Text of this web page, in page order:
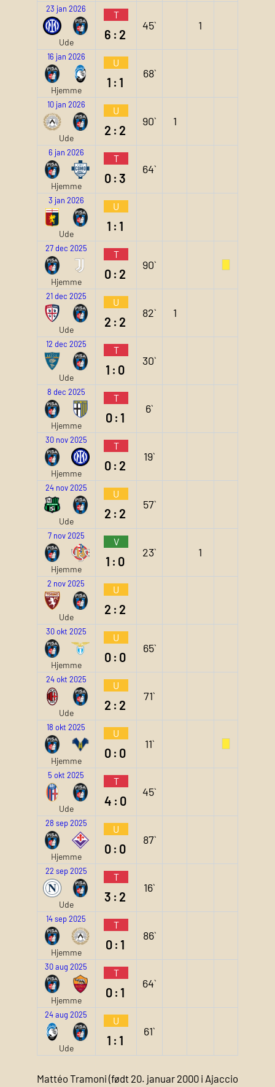
23 jan 2026
Ude
T
6:2
45` 1
16 jan 2026
Hjemme
U
1:1
68`
10 jan 2026
Ude
U
2:2
90` 1
6 jan 2026
Hjemme
T
0:3
64`
3 jan 2026
Ude
U
1:1
27 dec 2025
Hjemme
T
0:2
90`
21 dec 2025
Ude
U
2:2
82` 1
12 dec 2025
Ude
T
1:0
30`
8 dec 2025
Hjemme
T
0:1
6`
30 nov 2025
Hjemme
T
0:2
19`
24 nov 2025
Ude
U
2:2
57`
7 nov 2025
Hjemme
V
1:0
23` 1
2 nov 2025
Ude
U
2:2
30 okt 2025
Hjemme
U
0:0
65`
24 okt 2025
Ude
U
2:2
71`
18 okt 2025
Hjemme
U
0:0
11`
5 okt 2025
Ude
T
4:0
45`
28 sep 2025
Hjemme
U
0:0
87`
22 sep 2025
Ude
T
3:2
16`
14 sep 2025
Hjemme
T
0:1
86`
30 aug 2025
Hjemme
T
0:1
64`
24 aug 2025
Ude
U
1:1
61`
Mattéo Tramoni (født 20. januar 2000 i Ajaccio